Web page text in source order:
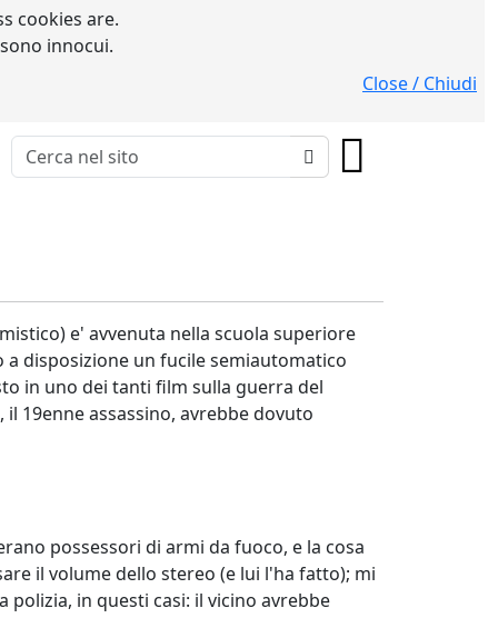
cookies are.
innocui.
Close / Chiudi
e' avvenuta nella scuola superiore
a disposizione un fucile semiautomatico
in uno dei tanti film sulla guerra del
19enne assassino, avrebbe dovuto
possessori di armi da fuoco, e la cosa
il volume dello stereo (e lui l'ha fatto); mi
in questi casi: il vicino avrebbe